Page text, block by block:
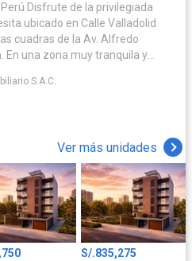
ubicado en Calle Valladolid
cuadras de la Av. Alfredo
En una zona muy tranquila y
Imagine vivir donde los parques,
a día. Esta es la ubicación
más valiosos de su familia,
de siempre tenerlo todo
S.A.C.
Ver más unidades
S/.835,275